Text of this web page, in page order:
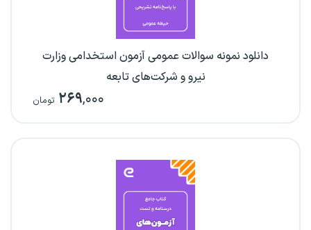
دانلود نمونه سوالات عمومی آزمون استخدامی وزارت
نیرو و شرکت‌های تابعه
۲۶۹,۰۰۰ تومان